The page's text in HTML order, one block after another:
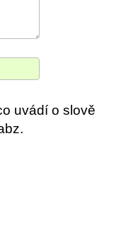
uvádí o slově